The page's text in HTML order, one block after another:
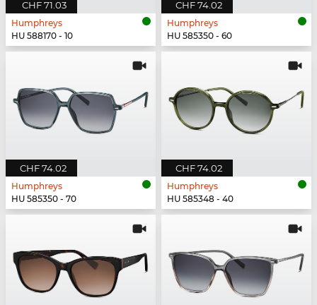
CHF 71.03
Humphreys
HU 588170 - 10
CHF 74.02
Humphreys
HU 585350 - 60
CHF 74.02
Humphreys
HU 585350 - 70
CHF 74.02
Humphreys
HU 585348 - 40